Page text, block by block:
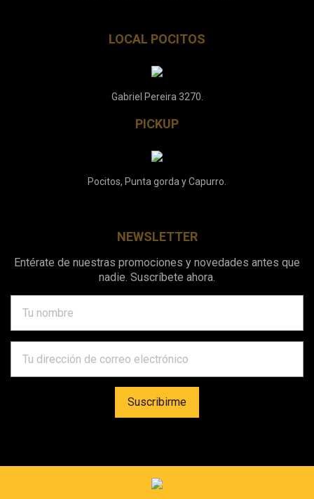
LOCAL POCITOS
Gabriel Pereira 3270.
PICKUP
Pocitos, Punta gorda y Capurro.
NEWSLETTER
Entérate de nuestras promociones y novedades antes que
nadie. Suscríbete ahora.